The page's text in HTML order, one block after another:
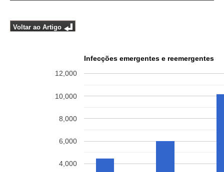
Voltar ao Artigo
Infecções emergentes e reemergentes
4,000
6,000
8,000
10,000
12,000